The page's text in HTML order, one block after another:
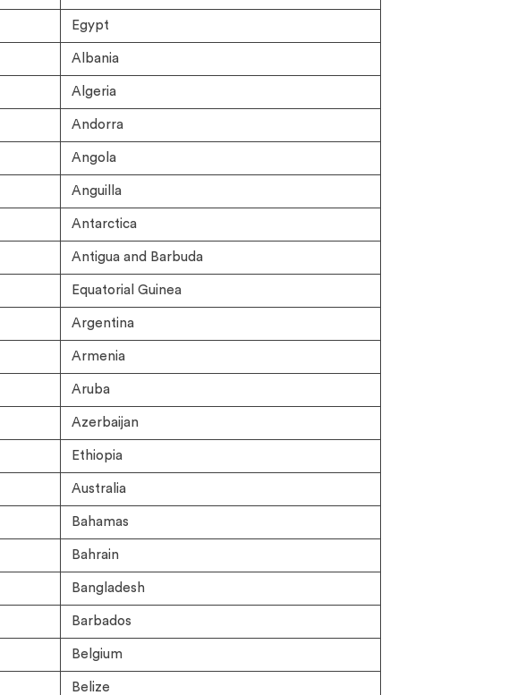
Egypt
Albania
Algeria
Andorra
Angola
Anguilla
Antarctica
Antigua and Barbuda
Equatorial Guinea
Argentina
Armenia
Aruba
Azerbaijan
Ethiopia
Australia
Bahamas
Bahrain
Bangladesh
Barbados
Belgium
Belize